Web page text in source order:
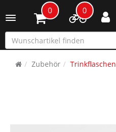
Toggle navigation
0 0
Zubehör Trinkflaschen